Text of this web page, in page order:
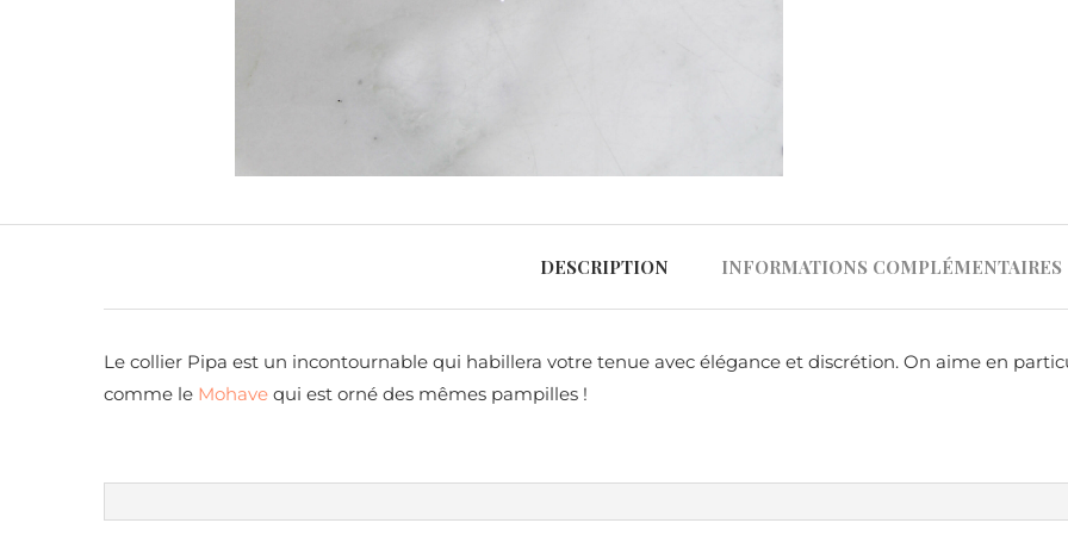
DESCRIPTION INFORMATIONS COMPLÉMENTAIRES
Le collier Pipa est un incontournable qui habillera votre tenue avec élégance et discrétion. On aime en
comme le Mohave qui est orné des mêmes pampilles !